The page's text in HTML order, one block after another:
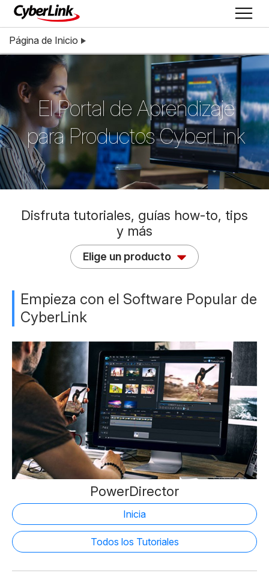
Página de Inicio
El Portal de Aprendizaje
para Productos CyberLink
Disfruta tutoriales, guías how-to, tips
y más
Elige un producto
Empieza con el Software Popular de
CyberLink
PowerDirector
Inicia
Todos los Tutoriales